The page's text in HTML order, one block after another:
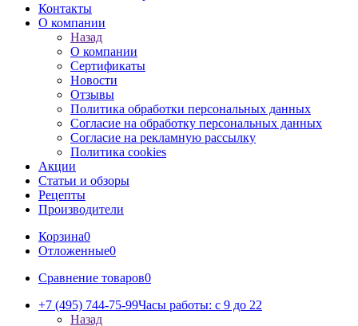
Контакты
О компании
Назад
О компании
Сертификаты
Новости
Отзывы
Политика обработки персональных данных
Согласие на обработку персональных данных
Согласие на рекламную рассылку
Политика cookies
Акции
Статьи и обзоры
Рецепты
Производители
Корзина0
Отложенные0
Сравнение товаров0
+7 (495) 744-75-99Часы работы: c 9 до 22
Назад